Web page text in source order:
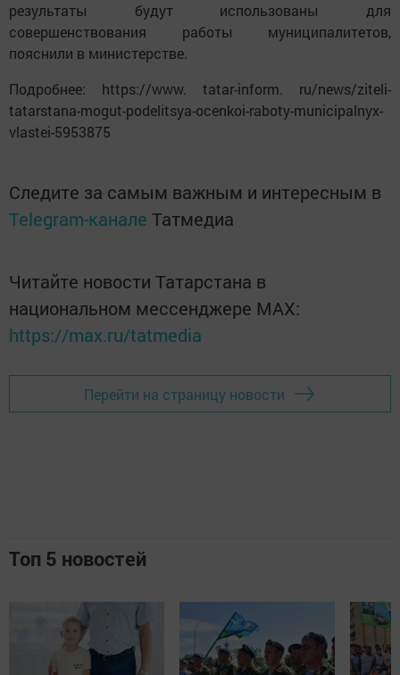
результаты будут использованы для
совершенствования работы муниципалитетов,
пояснили в министерстве.
Подробнее: https://www. tatar-inform. ru/news/ziteli-
tatarstana-mogut-podelitsya-ocenkoi-raboty-municipalnyx-
vlastei-5953875
Следите за самым важным и интересным в
Telegram-канале Татмедиа
Читайте новости Татарстана в
национальном мессенджере MАХ:
https://max.ru/tatmedia
Перейти на страницу новости
Топ 5 новостей